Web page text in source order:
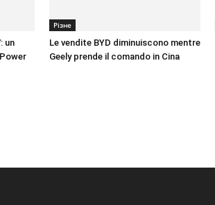
un
Різне
Le vendite BYD diminuiscono mentre
Geely prende il comando in Cina